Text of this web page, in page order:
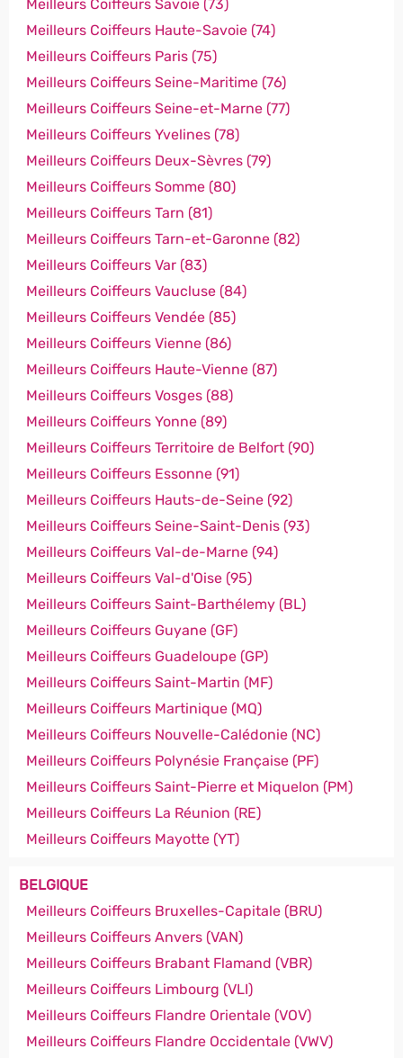
Meilleurs Coiffeurs Savoie (73)
Meilleurs Coiffeurs Haute-Savoie (74)
Meilleurs Coiffeurs Paris (75)
Meilleurs Coiffeurs Seine-Maritime (76)
Meilleurs Coiffeurs Seine-et-Marne (77)
Meilleurs Coiffeurs Yvelines (78)
Meilleurs Coiffeurs Deux-Sèvres (79)
Meilleurs Coiffeurs Somme (80)
Meilleurs Coiffeurs Tarn (81)
Meilleurs Coiffeurs Tarn-et-Garonne (82)
Meilleurs Coiffeurs Var (83)
Meilleurs Coiffeurs Vaucluse (84)
Meilleurs Coiffeurs Vendée (85)
Meilleurs Coiffeurs Vienne (86)
Meilleurs Coiffeurs Haute-Vienne (87)
Meilleurs Coiffeurs Vosges (88)
Meilleurs Coiffeurs Yonne (89)
Meilleurs Coiffeurs Territoire de Belfort (90)
Meilleurs Coiffeurs Essonne (91)
Meilleurs Coiffeurs Hauts-de-Seine (92)
Meilleurs Coiffeurs Seine-Saint-Denis (93)
Meilleurs Coiffeurs Val-de-Marne (94)
Meilleurs Coiffeurs Val-d'Oise (95)
Meilleurs Coiffeurs Saint-Barthélemy (BL)
Meilleurs Coiffeurs Guyane (GF)
Meilleurs Coiffeurs Guadeloupe (GP)
Meilleurs Coiffeurs Saint-Martin (MF)
Meilleurs Coiffeurs Martinique (MQ)
Meilleurs Coiffeurs Nouvelle-Calédonie (NC)
Meilleurs Coiffeurs Polynésie Française (PF)
Meilleurs Coiffeurs Saint-Pierre et Miquelon (PM)
Meilleurs Coiffeurs La Réunion (RE)
Meilleurs Coiffeurs Mayotte (YT)
BELGIQUE
Meilleurs Coiffeurs Bruxelles-Capitale (BRU)
Meilleurs Coiffeurs Anvers (VAN)
Meilleurs Coiffeurs Brabant Flamand (VBR)
Meilleurs Coiffeurs Limbourg (VLI)
Meilleurs Coiffeurs Flandre Orientale (VOV)
Meilleurs Coiffeurs Flandre Occidentale (VWV)